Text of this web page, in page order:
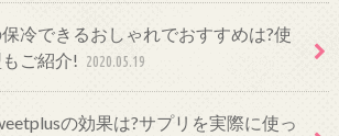
冷できるおしゃれでおすすめは?使
ご紹介! 2020.05.19
の効果は?サプリを実際に使っ